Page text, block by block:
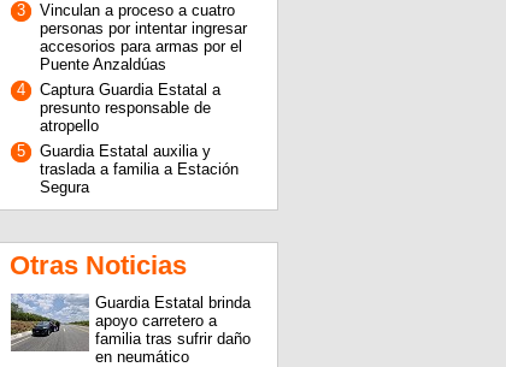
3
Vinculan a proceso a cuatro
personas por intentar ingresar
accesorios para armas por el
Puente Anzaldúas
4
Captura Guardia Estatal a
presunto responsable de
atropello
5
Guardia Estatal auxilia y
traslada a familia a Estación
Segura
Otras Noticias
Guardia Estatal brinda
apoyo carretero a
familia tras sufrir daño
en neumático